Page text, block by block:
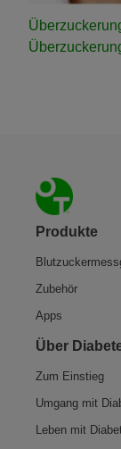
Footer
Produkte
Zubehör
Apps
Über
Zum Einstieg
Umgang mit
Leben mit